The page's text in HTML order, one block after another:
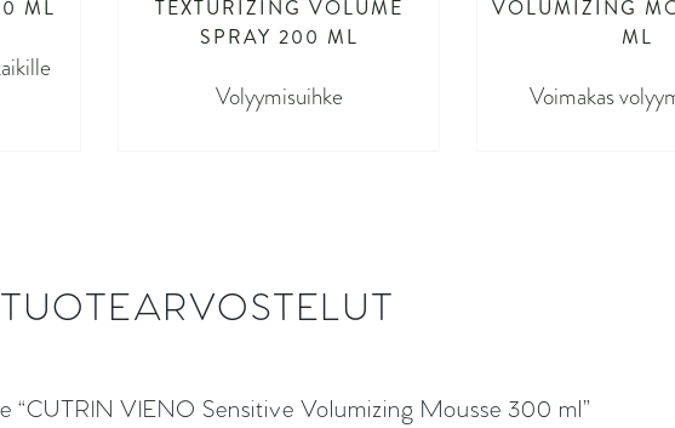
ML
TEXTURIZING VOLUME
SPRAY 200 ML
Volyymisuihke
VOLUMIZING
ML
Voimakas
TUOTEARVOSTELUT
“CUTRIN VIENO Sensitive Volumizing Mousse 300 ml”